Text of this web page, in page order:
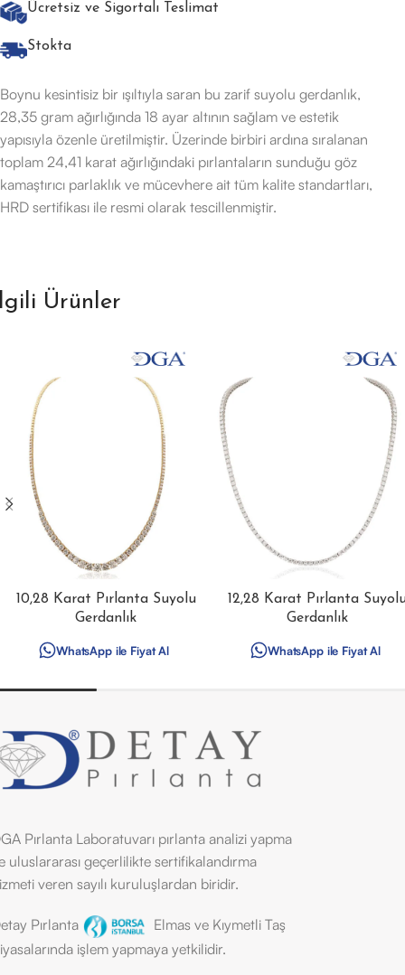
Ücretsiz ve Sigortalı Teslimat
Stokta
Boynu kesintisiz bir ışıltıyla saran bu zarif suyolu gerdanlık,
28,35 gram ağırlığında 18 ayar altının sağlam ve estetik
yapısıyla özenle üretilmiştir. Üzerinde birbiri ardına sıralanan
toplam 24,41 karat ağırlığındaki pırlantaların sunduğu göz
kamaştırıcı parlaklık ve mücevhere ait tüm kalite standartları,
HRD sertifikası ile resmi olarak tescillenmiştir.
Ürünler
10,28 Karat Pırlanta Suyolu
Gerdanlık
WhatsApp ile Fiyat Al
12,28 Karat Pırlanta
Gerdanlık
WhatsApp ile Fiyat Al
Pırlanta Laboratuvarı pırlanta analizi yapma
uluslararası geçerlilikte sertifikalandırma
veren sayılı kuruluşlardan biridir.
Pırlanta
Elmas ve Kıymetli Taş
işlem yapmaya yetkilidir.